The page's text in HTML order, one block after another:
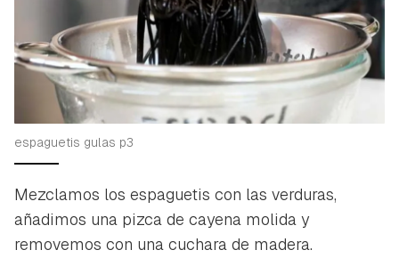
Para poder guardar como favorito, primero has de
iniciar sesión con tu cuenta de Hogarmanía.
INICIAR SESIÓN CANCELAR
espaguetis gulas p3
Mezclamos los espaguetis con las verduras,
añadimos una pizca de cayena molida y
removemos con una cuchara de madera.
Gracias por suscribirte a nuestro boletín.
ACEPTAR